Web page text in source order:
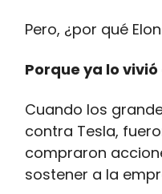
Pero, ¿por qué
Porque ya lo vivió
Cuando los
contra Tesla,
compraron
sostener a la